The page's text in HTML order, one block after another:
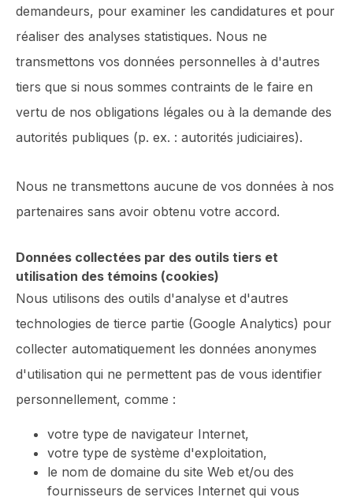
demandeurs, pour examiner les candidatures et pour
réaliser des analyses statistiques. Nous ne
transmettons vos données personnelles à d'autres
tiers que si nous sommes contraints de le faire en
vertu de nos obligations légales ou à la demande des
autorités publiques (p. ex. : autorités judiciaires).
Nous ne transmettons aucune de vos données à nos
partenaires sans avoir obtenu votre accord.
Données collectées par des outils tiers et
utilisation des témoins (cookies)
Nous utilisons des outils d'analyse et d'autres
technologies de tierce partie (Google Analytics) pour
collecter automatiquement les données anonymes
d'utilisation qui ne permettent pas de vous identifier
personnellement, comme :
votre type de navigateur Internet,
votre type de système d'exploitation,
le nom de domaine du site Web et/ou des
fournisseurs de services Internet qui vous